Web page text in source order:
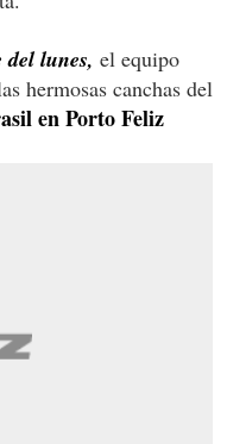
lunes, el equipo
hermosas canchas del
en Porto Feliz